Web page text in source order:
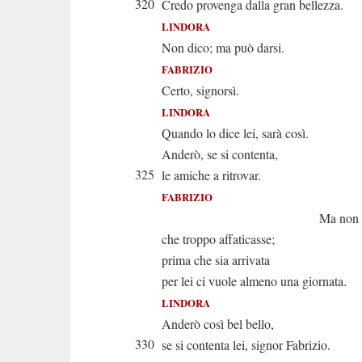
320 Credo provenga dalla gran bellezza.
LINDORA
Non dico; ma può darsi.
FABRIZIO
Certo, signorsì.
LINDORA
Quando lo dice lei, sarà così.
Anderò, se si contenta,
325 le amiche a ritrovar.
FABRIZIO
Ma non
che troppo affaticasse;
prima che sia arrivata
per lei ci vuole almeno una giornata.
LINDORA
Anderò così bel bello,
330 se si contenta lei, signor Fabrizio.